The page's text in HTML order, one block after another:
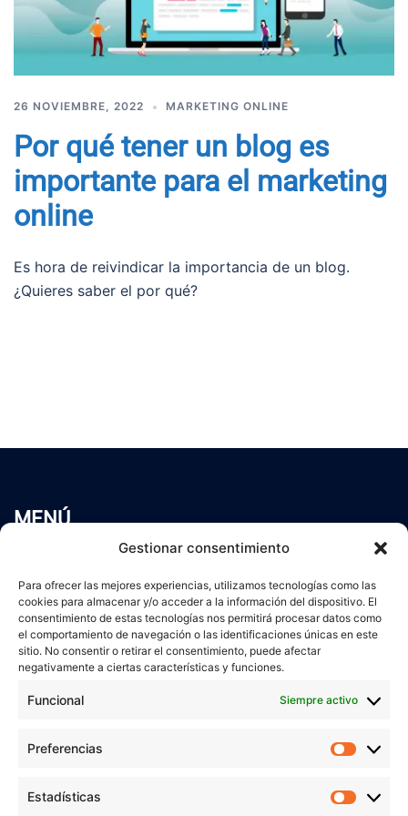
Gestionar consentimiento
Para ofrecer las mejores experiencias, utilizamos tecnologías como las
cookies para almacenar y/o acceder a la información del dispositivo. El
consentimiento de estas tecnologías nos permitirá procesar datos como
el comportamiento de navegación o las identificaciones únicas en este
sitio. No consentir o retirar el consentimiento, puede afectar
negativamente a ciertas características y funciones.
Funcional Siempre activo
Preferencias
Estadísticas
26 NOVIEMBRE, 2022 MARKETING ONLINE
Por qué tener un blog es
importante para el marketing
online
Es hora de reivindicar la importancia de un blog.
¿Quieres saber el por qué?
MENÚ
Servicios
Blog
Contacto
Aviso Legal
Política de cookies
veronicaruiz.es
está bajo